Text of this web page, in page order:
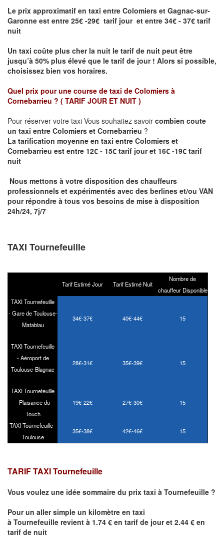
Le prix approximatif en taxi entre Colomiers et Gagnac-sur-
Garonne est entre 25€ -29€ tarif jour et entre 34€ - 37€ tarif
nuit
Un taxi coûte plus cher la nuit le tarif de nuit peut être
jusqu’à 50% plus élevé que le tarif de jour ! Alors si possible,
choisissez bien vos horaires.
Quel prix pour une course de taxi de Colomiers à
Cornebarrieu ? ( TARIF JOUR ET NUIT )
Pour réserver votre taxi Vous souhaitez savoir combien coute
un taxi entre Colomiers et Cornebarrieu ?
La tarification moyenne en taxi entre Colomiers et
Cornebarrieu est entre 12€ - 15€ tarif jour et 16€ -19€ tarif
nuit
Nous mettons à votre disposition des chauffeurs
professionnels et expérimentés avec des berlines et/ou VAN
pour répondre à tous vos besoins de mise à disposition
24h/24, 7j/7
TAXI Tournefeuille
Tarif Estimé Jour Tarif Estimé Nuit
Nombre de
chauffeur Disponible
TAXI Tournefeuille
- Gare de Toulouse-
Matabiau
34€-37€ 40€-44€ 15
TAXI Tournefeuille
- Aéroport de
Toulouse-Blagnac
28€-31€ 35€-39€ 15
TAXI Tournefeuille
- Plaisance du
Touch
19€-22€ 27€-30€ 15
TAXI Tournefeuille -
Toulouse
35€-38€ 42€-46€ 15
TARIF TAXI Tournefeuille
Vous voulez une idée sommaire du prix taxi à Tournefeuille ?
Pour un aller simple un kilomètre en taxi
à Tournefeuille revient à 1.74 € en tarif de jour et 2.44 € en
tarif de nuit